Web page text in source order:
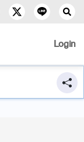
Login